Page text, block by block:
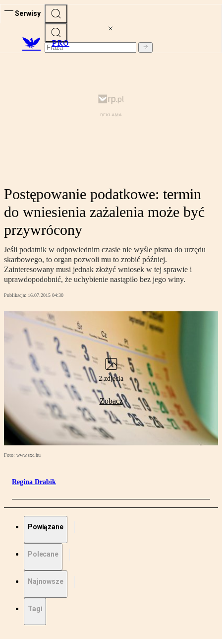
Serwisy
PRO
Postępowanie podatkowe: termin
do wniesienia zażalenia może być
przywrócony
Jeśli podatnik w odpowiednim czasie nie wyśle pisma do urzędu
skarbowego, to organ pozwoli mu to zrobić później.
Zainteresowany musi jednak złożyć wniosek w tej sprawie i
uprawdopodobnić, że uchybienie nastąpiło bez jego winy.
Publikacja: 16.07.2015 04:30
2 zdjęcia
Zobacz
Foto: www.sxc.hu
Regina Drabik
Powiązane
Polecane
Najnowsze
Tagi